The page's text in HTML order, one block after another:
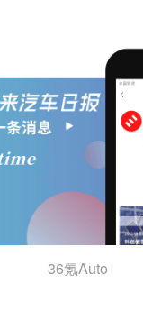
36氪Auto